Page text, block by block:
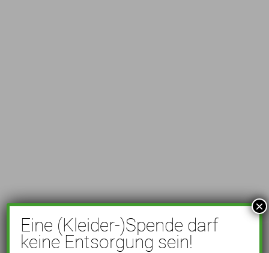
Eine (Kleider-)Spende darf
keine Entsorgung sein!
×